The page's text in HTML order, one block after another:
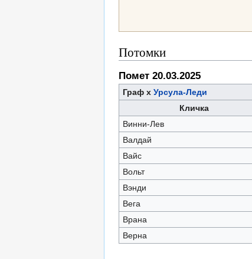
Потомки
Помет 20.03.2025
Граф х Урсула-Леди
Кличка
Винни-Лев
Валдай
Вайс
Вольт
Вэнди
Вега
Врана
Верна